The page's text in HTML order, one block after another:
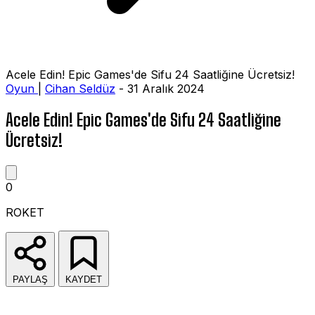
Acele Edin! Epic Games'de Sifu 24 Saatliğine Ücretsiz!
Oyun
Cihan Seldüz - 31 Aralık 2024
Acele Edin! Epic Games'de Sifu 24 Saatliğine
Ücretsiz!
0
ROKET
PAYLAŞ KAYDET